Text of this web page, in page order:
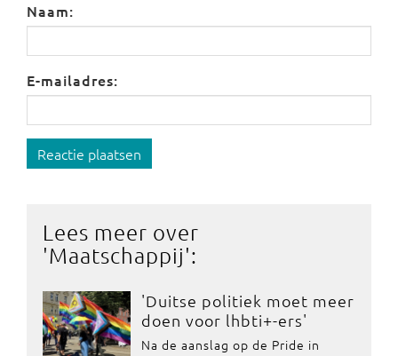
Naam:
E-mailadres:
Reactie plaatsen
Lees meer over
'Maatschappij':
'Duitse politiek moet meer
doen voor lhbti+-ers'
Na de aanslag op de Pride in